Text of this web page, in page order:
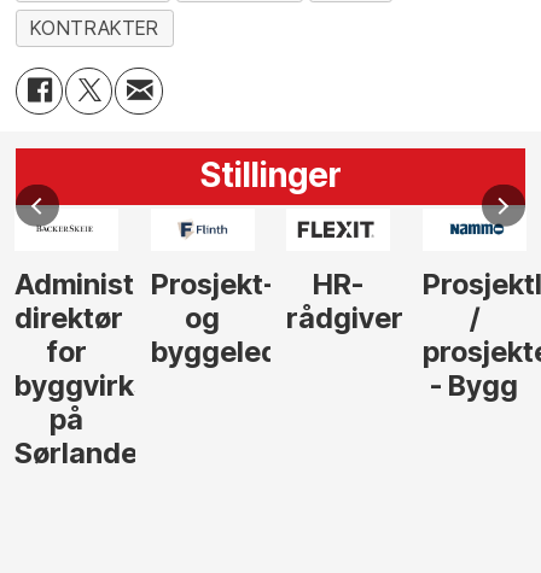
KONTRAKTER
Stillinger
Administrerende
direktør
for
byggvirksomhet
på
Sørlandet
Prosjekt-
og
byggeleder
HR-
rådgiver
/
- Bygg